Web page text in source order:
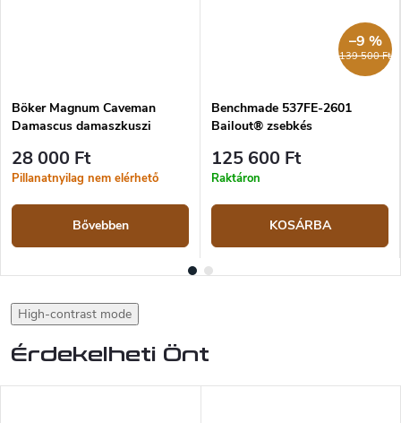
Böker Magnum Caveman
Damascus damaszkuszi
28 000 Ft
Pillanatnyilag nem elérhető
Bővebben
139 500 Ft
–9 %
Benchmade 537FE-2601
Bailout® zsebkés
125 600 Ft
Raktáron
KOSÁRBA
High-contrast mode
Érdekelheti Önt